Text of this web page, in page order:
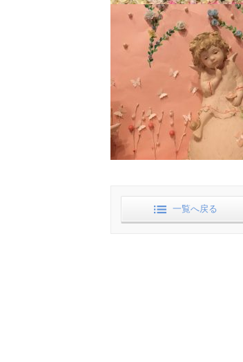
一覧へ戻る